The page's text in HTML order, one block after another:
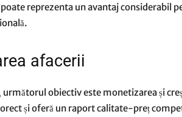
reprezenta un avantaj considerabil
afacerii
obiectiv este monetizarea și
și oferă un raport calitate-preț